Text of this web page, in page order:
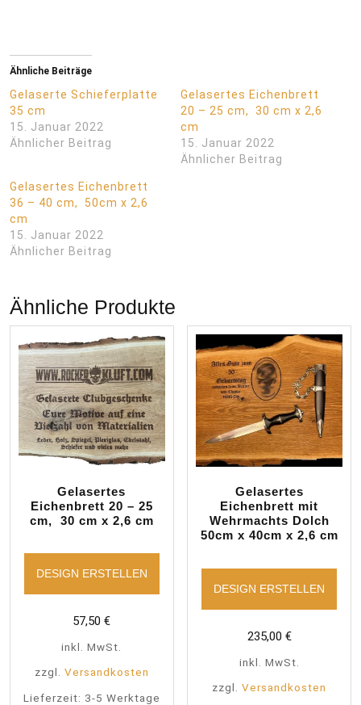
Ähnliche Beiträge
Gelaserte Schieferplatte
35 cm
15. Januar 2022
Ähnlicher Beitrag
Gelasertes Eichenbrett
20 – 25 cm, 30 cm x 2,6
cm
15. Januar 2022
Ähnlicher Beitrag
Gelasertes Eichenbrett
36 – 40 cm, 50cm x 2,6
cm
15. Januar 2022
Ähnlicher Beitrag
Ähnliche Produkte
Gelasertes
Eichenbrett 20 – 25
cm, 30 cm x 2,6 cm
DESIGN ERSTELLEN
57,50€
inkl. MwSt.
zzgl. Versandkosten
Lieferzeit: 3-5 Werktage
Gelasertes
Eichenbrett mit
Wehrmachts Dolch
50cm x 40cm x 2,6 cm
DESIGN ERSTELLEN
235,00 €
inkl. MwSt.
zzgl.Versandkosten